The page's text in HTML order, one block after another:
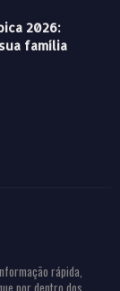
2026:
família
rápida,
por dentro dos